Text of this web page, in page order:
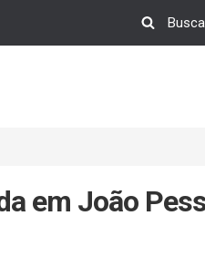
em João